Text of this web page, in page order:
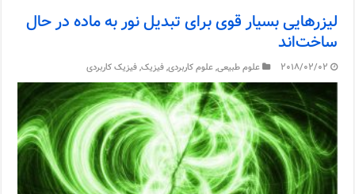
لیزر‌هایی بسیار قوی برای تبدیل نور به ماده در حال
ساخت‌اند
2018/02/02 علوم طبیعی,علوم کاربردی,فیزیک,فیزیک کاربردی